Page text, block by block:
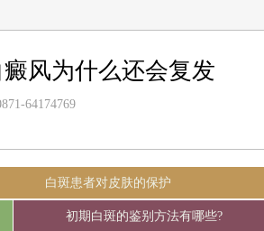
风为什么还会复发
64174769
白斑患者对皮肤的保护
初期白斑的鉴别方法有哪些?